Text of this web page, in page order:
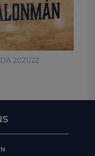
2021/22